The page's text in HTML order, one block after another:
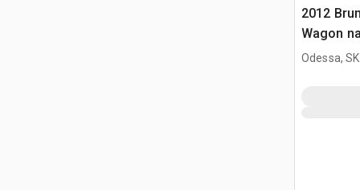
2012
Wagon
Odessa,